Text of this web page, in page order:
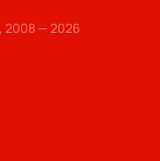
2008 — 2026